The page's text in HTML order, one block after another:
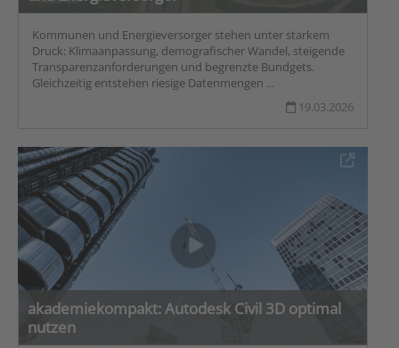
Kommunen und Energieversorger stehen unter starkem
Druck: Klimaanpassung, demografischer Wandel, steigende
Transparenzanforderungen und begrenzte Bundgets.
Gleichzeitig entstehen riesige Datenmengen ...
19.03.2026
akademiekompakt: Autodesk Civil 3D optimal
nutzen